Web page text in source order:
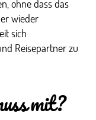
ohne dass das
wieder
sich
Reisepartner zu
mit?